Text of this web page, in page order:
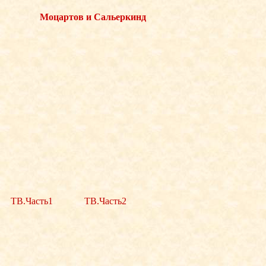
Моцартов и Сальеркинд
ТВ.Часть1 ТВ.Часть2